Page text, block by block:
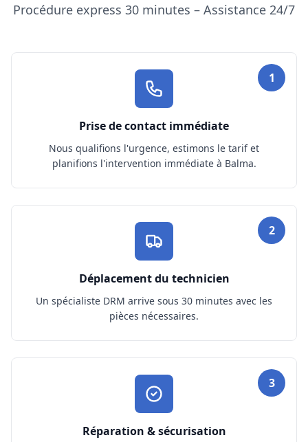
Procédure express 30 minutes – Assistance 24/7
1
Prise de contact immédiate
Nous qualifions l'urgence, estimons le tarif et
planifions l'intervention immédiate à Balma.
2
Déplacement du technicien
Un spécialiste DRM arrive sous 30 minutes avec les
pièces nécessaires.
3
Réparation & sécurisation